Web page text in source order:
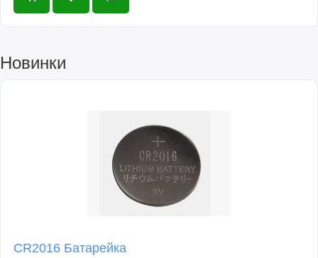
Новинки
CR2016 Батарейка